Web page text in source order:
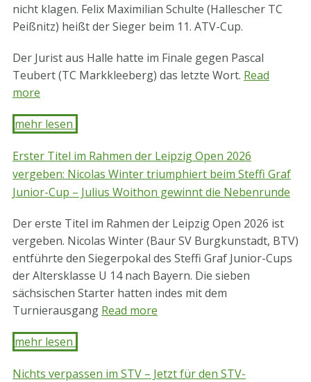
nicht klagen. Felix Maximilian Schulte (Hallescher TC
Peißnitz) heißt der Sieger beim 11. ATV-Cup.
Der Jurist aus Halle hatte im Finale gegen Pascal
Teubert (TC Markkleeberg) das letzte Wort. Read
more
mehr lesen ​
Erster Titel im Rahmen der Leipzig Open 2026
vergeben: Nicolas Winter triumphiert beim Steffi Graf
Junior-Cup – Julius Woithon gewinnt die Nebenrunde
Der erste Titel im Rahmen der Leipzig Open 2026 ist
vergeben. Nicolas Winter (Baur SV Burgkunstadt, BTV)
entführte den Siegerpokal des Steffi Graf Junior-Cups
der Altersklasse U 14 nach Bayern. Die sieben
sächsischen Starter hatten indes mit dem
Turnierausgang Read more
mehr lesen ​
Nichts verpassen im STV – Jetzt für den STV-